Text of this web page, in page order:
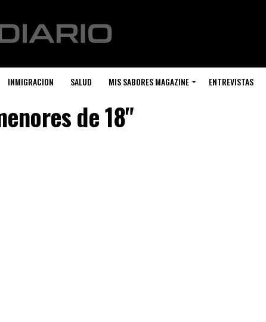
INMIGRACION SALUD MIS SABORES MAGAZINE ENTREVISTAS
de 18"